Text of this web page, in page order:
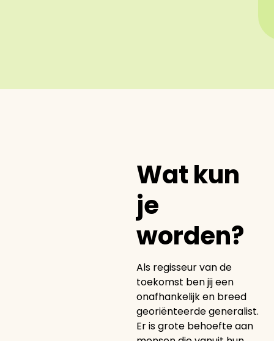
Wat kun
je
worden?
Als regisseur van de
toekomst ben jij een
onafhankelijk en breed
georiënteerde generalist.
Er is grote behoefte aan